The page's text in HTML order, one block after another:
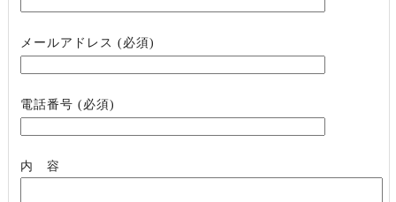
メールアドレス (必須)
電話番号 (必須)
内 容